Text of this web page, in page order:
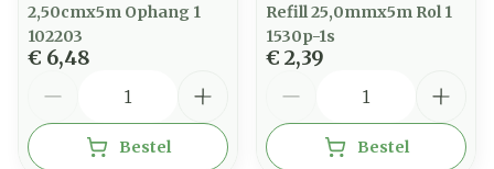
2,50cmx5m Ophang 1
102203
€ 6,48
Bestel
Refill 25,0mmx5m Rol 1
1530p-1s
€ 2,39
Bestel